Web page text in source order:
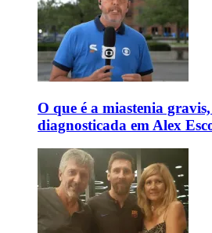
O que é a miastenia
diagnosticada em Alex